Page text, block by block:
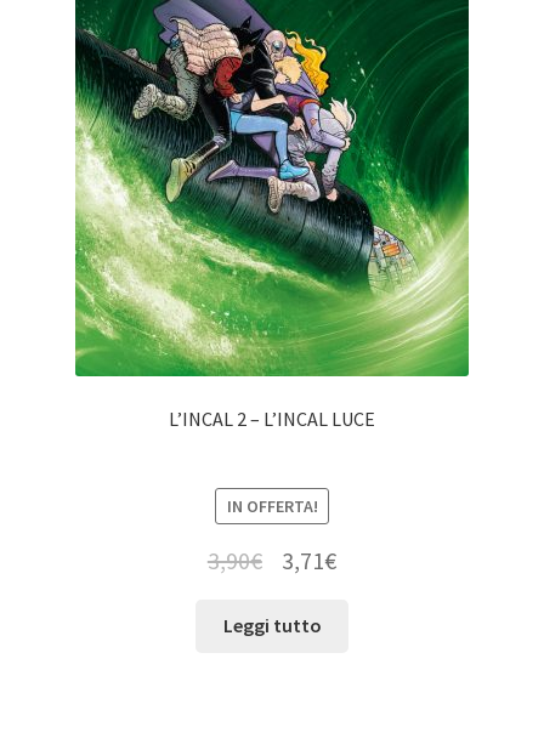
L’INCAL 2 – L’INCAL LUCE
IN OFFERTA!
3,90€ 3,71€
Leggi tutto